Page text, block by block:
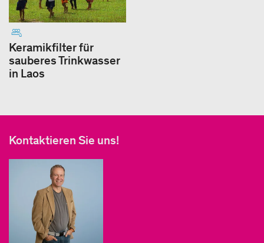
Keramikfilter für
sauberes Trinkwasser
in Laos
Kontaktieren Sie uns!